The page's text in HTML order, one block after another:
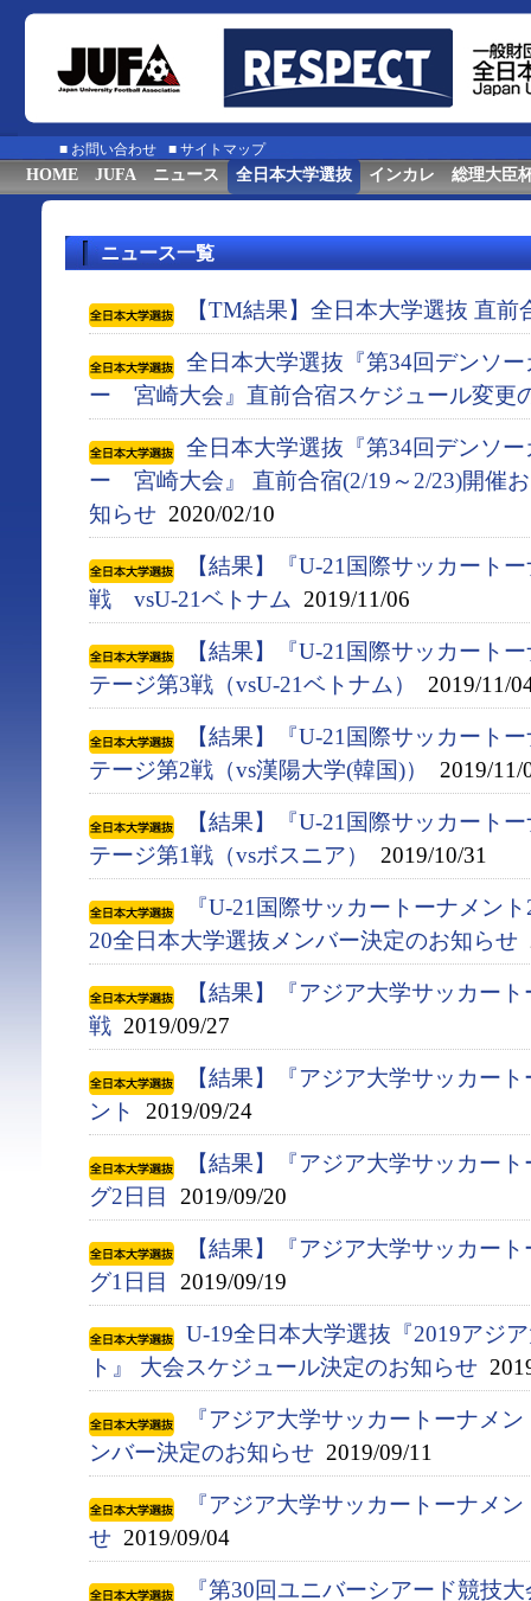
■ お問い合わせ ■ サイトマップ
HOME JUFA ニュース 全日本大学選抜 インカレ 総理大臣
ニュース一覧
【TM結果】全日本大学選抜 直前
全日本大学選抜『第34回デンソ
ー 宮崎大会』直前合宿スケジュール変更
全日本大学選抜『第34回デンソ
ー 宮崎大会』 直前合宿(2/19～2/23)開催
知らせ 2020/02/10
【結果】『U-21国際サッカート
戦 vsU-21ベトナム 2019/11/06
【結果】『U-21国際サッカート
テージ第3戦（vsU-21ベトナム）
2019/11/
【結果】『U-21国際サッカート
テージ第2戦（vs漢陽大学(韓国)）
2019/11/
【結果】『U-21国際サッカート
テージ第1戦（vsボスニア）
2019/10/31
『U-21国際サッカートーナメン
20全日本大学選抜メンバー決定のお知らせ
【結果】『アジア大学サッカー
戦 2019/09/27
【結果】『アジア大学サッカー
ント
2019/09/24
【結果】『アジア大学サッカー
グ2日目
2019/09/20
【結果】『アジア大学サッカー
グ1日目
2019/09/19
U-19全日本大学選抜『2019アジ
ト』 大会スケジュール決定のお知らせ
『アジア大学サッカートーナメ
ンバー決定のお知らせ 2019/09/11
『アジア大学サッカートーナメ
せ 2019/09/04
『第30回ユニバーシアード競技